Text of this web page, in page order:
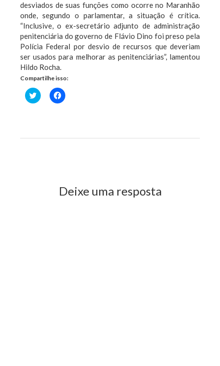
desviados de suas funções como ocorre no Maranhão
onde, segundo o parlamentar, a situação é crítica.
“Inclusive, o ex-secretário adjunto de administração
penitenciária do governo de Flávio Dino foi preso pela
Polícia Federal por desvio de recursos que deveriam
ser usados para melhorar as penitenciárias”, lamentou
Hildo Rocha.
Compartilhe isso:
Clique
para
janela)
Clique
para
janela)
Deixe uma resposta